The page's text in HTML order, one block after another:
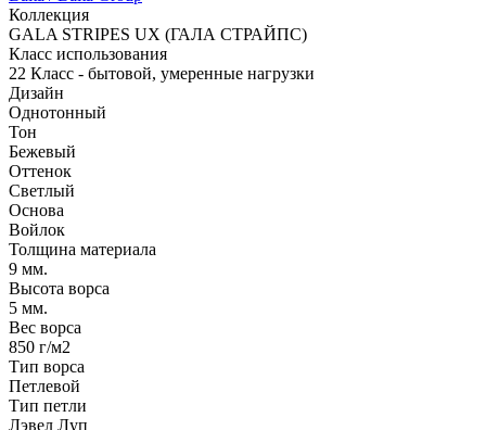
Коллекция
GALA STRIPES UX (ГАЛА СТРАЙПС)
Класс использования
22 Класс - бытовой, умеренные нагрузки
Дизайн
Однотонный
Тон
Бежевый
Оттенок
Светлый
Основа
Войлок
Толщина материала
9 мм.
Высота ворса
5 мм.
Вес ворса
850 г/м2
Тип ворса
Петлевой
Тип петли
Лэвел Луп